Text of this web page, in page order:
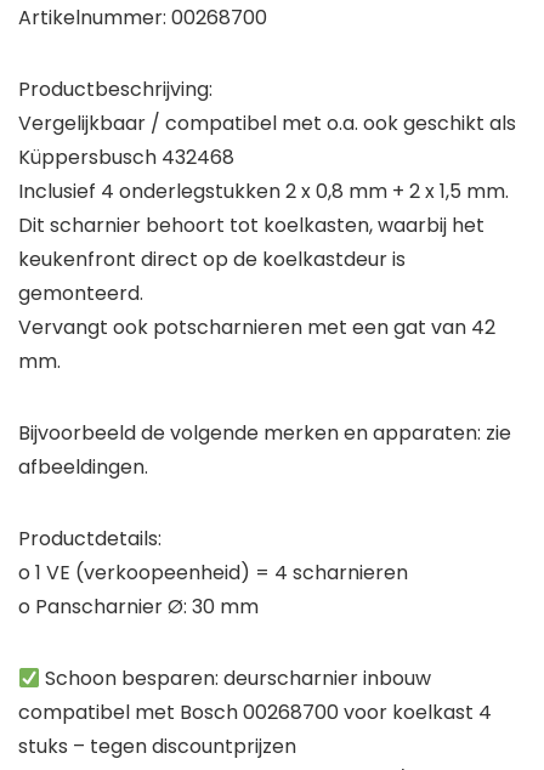
Artikelnummer: 00268700
Productbeschrijving:
Vergelijkbaar / compatibel met o.a. ook geschikt als
Küppersbusch 432468
Inclusief 4 onderlegstukken 2 x 0,8 mm + 2 x 1,5 mm.
Dit scharnier behoort tot koelkasten, waarbij het
keukenfront direct op de koelkastdeur is
gemonteerd.
Vervangt ook potscharnieren met een gat van 42
mm.
Bijvoorbeeld de volgende merken en apparaten: zie
afbeeldingen.
Productdetails:
o 1 VE (verkoopeenheid) = 4 scharnieren
o Panscharnier Ø: 30 mm
Schoon besparen: deurscharnier inbouw
compatibel met Bosch 00268700 voor koelkast 4
stuks – tegen discountprijzen